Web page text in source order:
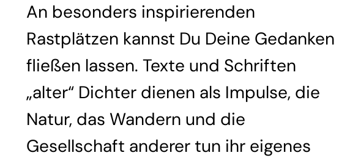
An besonders inspirierenden
Rastplätzen kannst Du Deine Gedanken
fließen lassen. Texte und Schriften
„alter“ Dichter dienen als Impulse, die
Natur, das Wandern und die
Gesellschaft anderer tun ihr eigenes